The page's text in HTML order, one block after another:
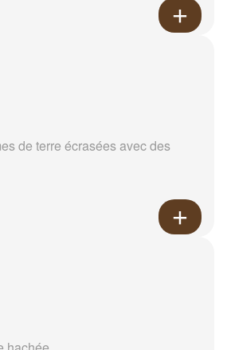
de terre écrasées avec des